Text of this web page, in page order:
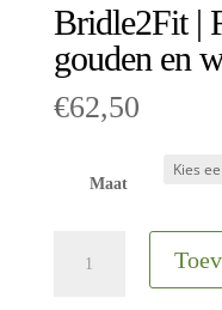
Bridle2Fit |
gouden en
€62,50
Maat